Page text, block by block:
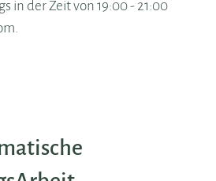
in der Zeit von 19:00 - 21:00